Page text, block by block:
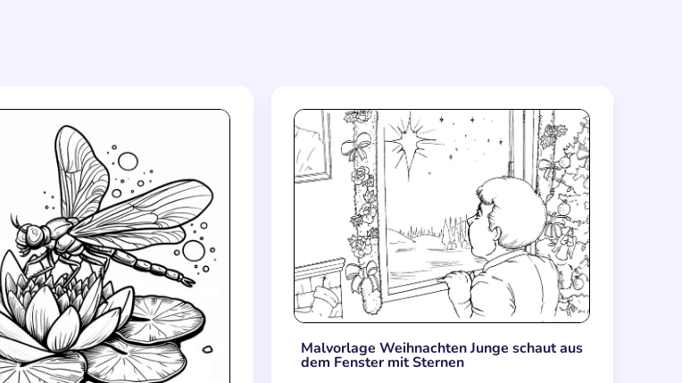
Malvorlage Weihnachten Junge schaut aus
dem Fenster mit Sternen